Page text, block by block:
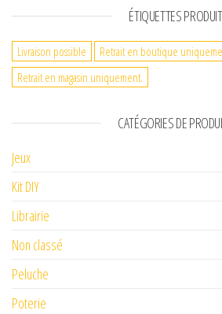
ÉTIQUETTES PRODUIT
Livraison possible
Retrait en boutique
Retrait en magasin uniquement.
CATÉGORIES DE
Jeux
Kit DIY
Librairie
Non classé
Peluche
Poterie